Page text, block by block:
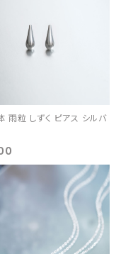
雨粒 しずく ピアス シルバ